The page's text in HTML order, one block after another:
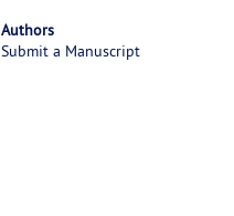
Authors
Submit a Manuscript